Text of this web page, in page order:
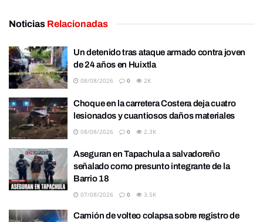
Noticias Relacionadas
Un detenido tras ataque armado contra joven
de 24 años en Huixtla
08/08/2026 0 2K
Choque en la carretera Costera deja cuatro
lesionados y cuantiosos daños materiales
08/08/2026 0 2.3K
Aseguran en Tapachula a salvadoreño
señalado como presunto integrante de la
Barrio 18
07/08/2026 0 3.5K
Camión de volteo colapsa sobre registro de